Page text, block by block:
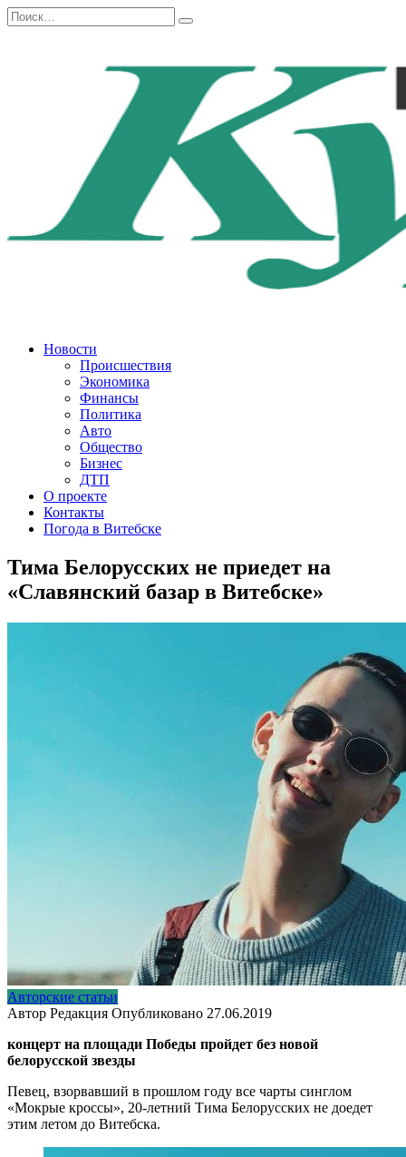
Перейти
к
Search
for:
Новости
Происшествия
Экономика
Финансы
Политика
Авто
Общество
Бизнес
ДТП
О проекте
Контакты
Погода в Витебске
Тима Белорусских не приедет на
«Славянский базар в Витебске»
Авторские статьи
Автор Редакция Опубликовано 27.06.2019
концерт на площади Победы пройдет без новой
белорусской звезды
Певец, взорвавший в прошлом году все чарты синглом
«Мокрые кроссы», 20-летний Тима Белорусских не доедет
этим летом до Витебска.